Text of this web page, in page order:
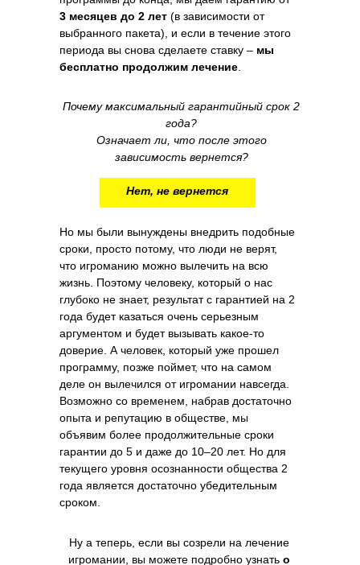
Нет, не вернется
Почему максимальный гарантийный срок 2
года?
Означает ли, что после этого
зависимость вернется?
Ну а теперь, если вы созрели на лечение
игромании, вы можете подробно узнать о
3 месяцев до 2 лет (в зависимости от
выбранного пакета), и если в течение этого
периода вы снова сделаете ставку – мы
бесплатно продолжим лечение
Но мы были вынуждены внедрить подобные
сроки, просто потому, что люди не верят,
что игроманию можно вылечить на всю
жизнь. Поэтому человеку, который о нас
глубоко не знает, результат с гарантией на 2
года будет казаться очень серьезным
аргументом и будет вызывать какое-то
доверие. А человек, который уже прошел
программу, позже поймет, что на самом
деле он вылечился от игромании навсегда.
Возможно со временем, набрав достаточно
опыта и репутацию в обществе, мы
объявим более продолжительные сроки
гарантии до 5 и даже до 10–20 лет. Но для
текущего уровня осознанности общества 2
года является достаточно убедительным
сроком.